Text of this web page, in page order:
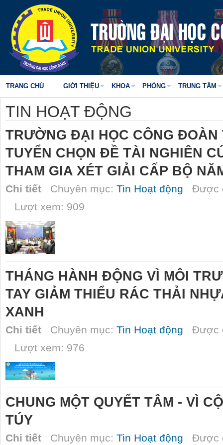
TRANG CHỦ GIỚI THIỆU KHOA PHÒNG TRUNG TÂM
TIN HOẠT ĐỘNG
TRƯỜNG ĐẠI HỌC CÔNG
TUYỂN CHỌN ĐỀ TÀI NGHIÊN
THAM GIA XÉT GIẢI CẤP BỘ
Chi tiết Chuyên mục: Tin Hoạt động Được
Lượt xem: 909
THÁNG HÀNH ĐỘNG VÌ MÔI
TAY GIẢM THIỂU RÁC THẢI
XANH
Chi tiết Chuyên mục: Tin Hoạt động Được
Lượt xem: 976
CHUNG MỘT QUYẾT TÂM - VÌ
TÚY
Chi tiết Chuyên mục: Tin Hoạt động Được